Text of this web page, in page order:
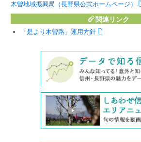
木曽地域振興局（長野県公式ホームページ）
関連リンク
「是より木曽路」運用方針